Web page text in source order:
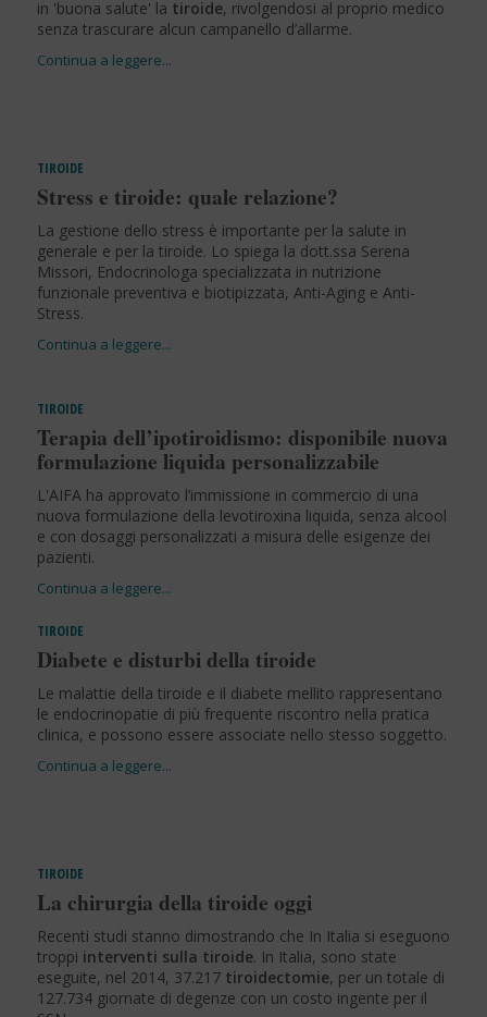
in 'buona salute' la tiroide, rivolgendosi al proprio medico
senza trascurare alcun campanello d’allarme.
TIROIDE
Stress e tiroide: quale relazione?
La gestione dello stress è importante per la salute in
generale e per la tiroide. Lo spiega la dott.ssa Serena
Missori, Endocrinologa specializzata in nutrizione
funzionale preventiva e biotipizzata, Anti-Aging e Anti-
Stress.
TIROIDE
Terapia dell’ipotiroidismo: disponibile nuova
formulazione liquida personalizzabile
L'AIFA ha approvato l’immissione in commercio di una
nuova formulazione della levotiroxina liquida, senza alcool
e con dosaggi personalizzati a misura delle esigenze dei
pazienti.
TIROIDE
Diabete e disturbi della tiroide
Le malattie della tiroide e il diabete mellito rappresentano
le endocrinopatie di più frequente riscontro nella pratica
clinica, e possono essere associate nello stesso soggetto.
TIROIDE
La chirurgia della tiroide oggi
Recenti studi stanno dimostrando che In Italia si eseguono
troppi interventi sulla tiroide. In Italia, sono state
eseguite, nel 2014, 37.217 tiroidectomie, per un totale di
127.734 giornate di degenze con un costo ingente per il